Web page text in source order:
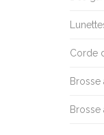
Corde
Brosse
Brosse